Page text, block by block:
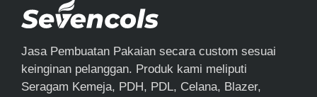
Jasa Pembuatan Pakaian secara custom sesuai
keinginan pelanggan. Produk kami meliputi
Seragam Kemeja, PDH, PDL, Celana, Blazer,